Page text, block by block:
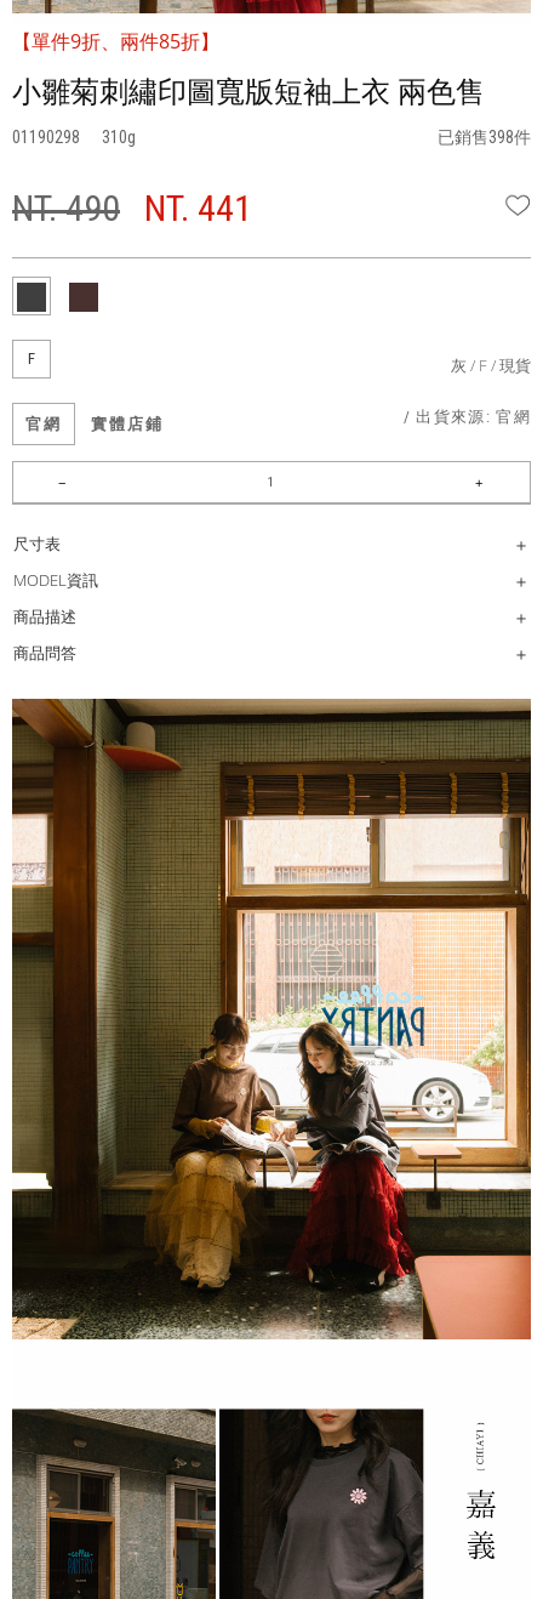
【單件9折、兩件85折】
小雛菊刺繡印圖寬版短袖上衣 兩色售
01190298 310 已銷售398件
NT. 490 NT. 441
F 灰 F 現貨
官網 實體店鋪 / 出貨來源:官網
尺寸表
MODEL資訊
商品描述
商品問答